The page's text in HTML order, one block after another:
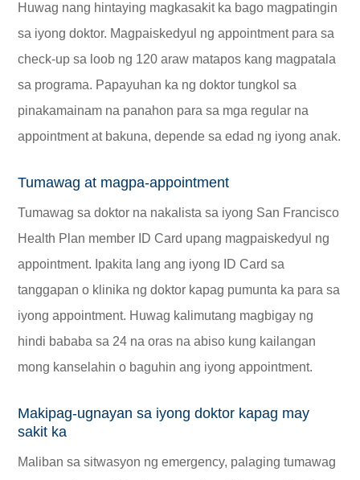
Huwag nang hintaying magkasakit ka bago magpatingin
sa iyong doktor. Magpaiskedyul ng appointment para sa
check-up sa loob ng 120 araw matapos kang magpatala
sa programa. Papayuhan ka ng doktor tungkol sa
pinakamainam na panahon para sa mga regular na
appointment at bakuna, depende sa edad ng iyong anak.
Tumawag at magpa-appointment
Tumawag sa doktor na nakalista sa iyong San Francisco
Health Plan member ID Card upang magpaiskedyul ng
appointment. Ipakita lang ang iyong ID Card sa
tanggapan o klinika ng doktor kapag pumunta ka para sa
iyong appointment. Huwag kalimutang magbigay ng
hindi bababa sa 24 na oras na abiso kung kailangan
mong kanselahin o baguhin ang iyong appointment.
Makipag-ugnayan sa iyong doktor kapag may
sakit ka
Maliban sa sitwasyon ng emergency, palaging tumawag